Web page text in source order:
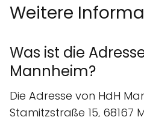
Weitere
Was ist die
Mannheim?
Die Adresse von HdH
Stamitzstraße 15, 68167